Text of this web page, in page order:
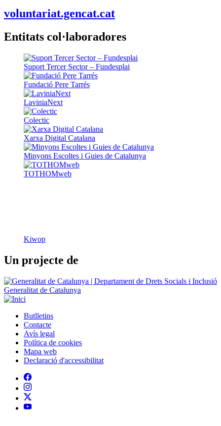
voluntariat.gencat.cat
Entitats col·laboradores
Suport Tercer Sector – Fundesplai
Fundació Pere Tarrés
LaviniaNext
Colectic
Xarxa Digital Catalana
Minyons Escoltes i Guies de Catalunya
TOTHOMweb
Kiwop
Un projecte de
Generalitat de Catalunya
Peu
Butlletins
Contacte
Avís legal
Política de cookies
Mapa web
Declaració d'accessibilitat